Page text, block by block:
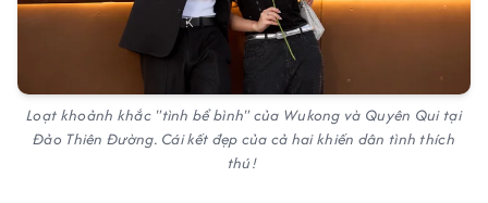
Loạt khoảnh khắc "tình bể bình" của Wukong và Quyên Qui tại
Đảo Thiên Đường. Cái kết đẹp của cả hai khiến dân tình thích
thú!